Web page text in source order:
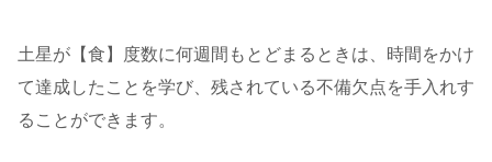
土星が【食】度数に何週間もとどまるときは、時間をかけ
て達成したことを学び、残されている不備欠点を手入れす
ることができます。